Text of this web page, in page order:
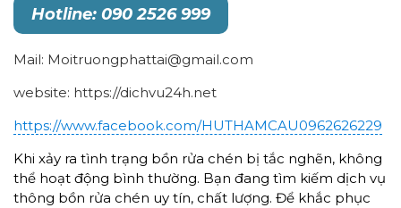
Hotline: 090 2526 999
Mail: Moitruongphattai@gmail.com
website: https://dichvu24h.net
https://www.facebook.com/HUTHAMCAU0962626229
Khi xảy ra tình trạng bồn rửa chén bị tắc nghẽn, không
thể hoạt động bình thường. Bạn đang tìm kiếm dịch vụ
thông bồn rửa chén uy tín, chất lượng. Để khắc phục